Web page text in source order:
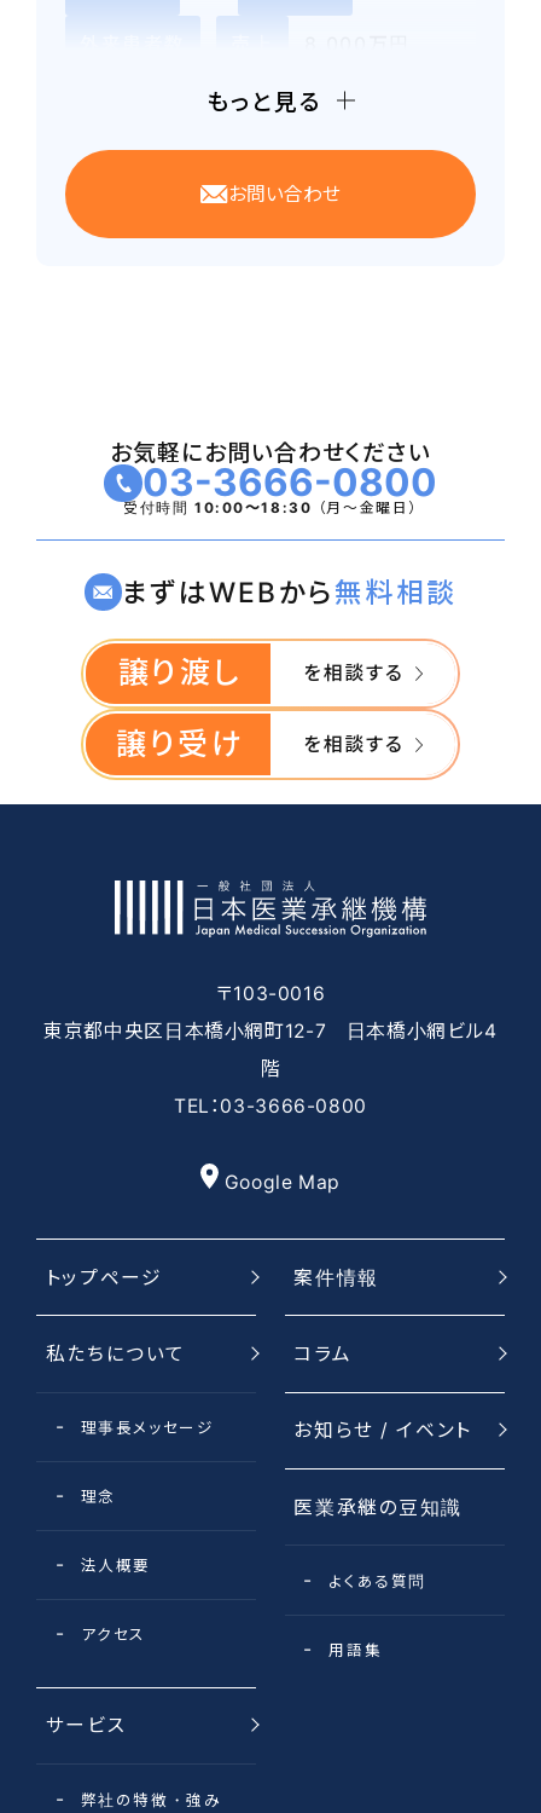
3,100万円
譲渡額
現在は新患受付を抑えた営業をしている
く安定したマーケット
もっと見る
お問い合わせ
お気軽にお問い合わせください
03-3666-0800
受付時間10:00〜18:30 （月〜金曜日）
まずはWEBから無料相談
譲り渡し を相談する
譲り受け を相談する
〒103-0016
東京都中央区日本橋小網町12-7 日本橋小網ビル4
階
TEL：03-3666-0800
Google Map
トップページ
私たちについて
理事長メッセージ
理念
法⼈概要
アクセス
サービス
弊社の特徴・強み
案件情報
コラム
お知らせ / イベント
医業承継の豆知識
よくある質問
用語集